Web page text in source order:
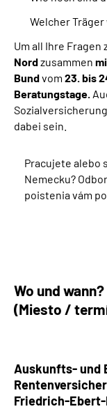
Welcher
Um all Ihre
Nordzusammen
Bundvom 23.bis
Beratungstage.
dabei sein.
Pracujete alebo
Nemecku?
poistenia vám
Wo und wann?
(Miesto /
Auskunfts- und
Friedrich-Ebert-